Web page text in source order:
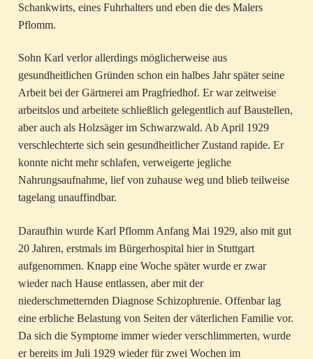
Schankwirts, eines Fuhrhalters und eben die des Malers
Pflomm.
Sohn Karl verlor allerdings ­möglicherweise aus
gesundheitlichen Gründen ­schon ein halbes Jahr später seine
Arbeit bei der Gärtnerei am Pragfriedhof. Er war zeitweise
arbeitslos und arbeitete schließlich gelegentlich auf Baustellen,
aber auch als Holzsäger im Schwarzwald. Ab April 1929
verschlechterte sich sein gesundheitlicher Zustand rapide. Er
konnte nicht mehr schlafen, verweigerte jegliche
Nahrungsaufnahme, lief von zuhause weg und blieb teilweise
tagelang unauffindbar.
Daraufhin wurde Karl Pflomm Anfang Mai 1929, also mit gut
20 Jahren, erstmals im Bürgerhospital hier in Stuttgart
aufgenommen. Knapp eine Woche später wurde er zwar
wieder nach Hause entlassen, aber mit der
niederschmetternden Diagnose Schizophrenie. Offenbar lag
eine erbliche Belastung von Seiten der väterlichen Familie vor.
Da sich die Symptome immer wieder verschlimmerten, wurde
er bereits im Juli 1929 wieder für zwei Wochen im